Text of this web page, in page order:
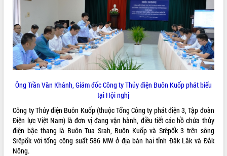
VĂN BẢN HĐND TỈNH
ĐIỂM TIN VĂN BẢN
QUY HOẠCH - KẾ HOẠCH
Ông Trần Văn Khánh, Giám đốc Công ty Thủy điện Buôn Kuốp phát biểu
tại Hội nghị
Công ty Thủy điện Buôn Kuốp (thuộc Tổng Công ty phát điện 3, Tập đoàn
Điện lực Việt Nam) là đơn vị đang vận hành, điều tiết các hồ chứa thủy
điện bậc thang là Buôn Tua Srah, Buôn Kuốp và Srêpốk 3 trên sông
Srêpốk với tổng công suất 586 MW ở địa bàn hai tỉnh Đắk Lắk và Đắk
Nông.